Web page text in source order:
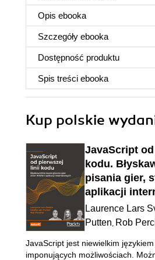
Opis ebooka
Szczegóły ebooka
Dostępność produktu
Spis treści ebooka
Kup polskie
JavaScript
kodu.
pisania gier,
aplikacji
Laurence Lars
Putten, Rob
JavaScript jest niewielkim
imponujących możliwościach.